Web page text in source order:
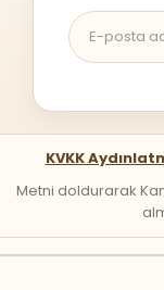
KVKK
Metni doldurarak